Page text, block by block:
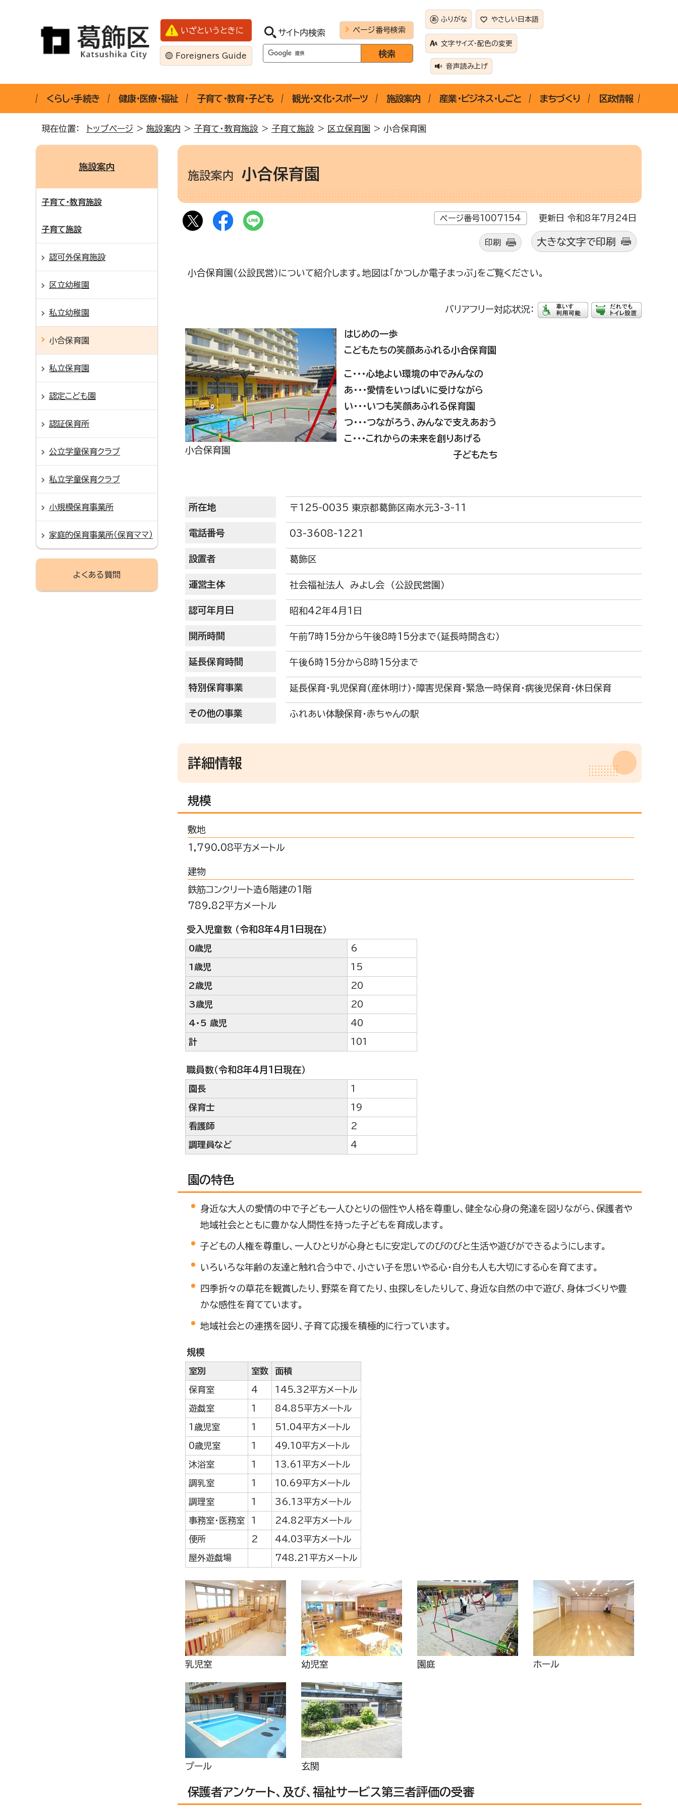
いざというときに
Foreigners Guide
サイト内検索 ページ番号検索
ふりがな やさしい日本語
文字サイズ・配色の変更
音声読み上げ
くらし・手続き 健康・医療・福祉 子育て・教育・子ども 観光・文化・スポーツ 施設案内 産業・ビジネス・しごと まちづくり 区政情報
現在位置： トップページ > 施設案内 > 子育て・教育施設 > 子育て施設 > 区立保育園 > 小合保育園
施設案内 小合保育園
ページ番号1007154 更新日 令和8年7月24日
印刷 大きな文字で印刷
小合保育園（公設民営）について紹介します。地図は「かつしか電子まっぷ」をご覧ください。
バリアフリー対応状況：
小合保育園
はじめの一歩
こどもたちの笑顔あふれる小合保育園
こ・・・心地よい環境の中でみんなの
あ・・・愛情をいっぱいに受けながら
い・・・いつも笑顔あふれる保育園
つ・・・つながろう、みんなで支えあおう
こ・・・これからの未来を創りあげる
子どもたち
所在地 〒125-0035 東京都葛飾区南水元3-3-11
電話番号 03-3608-1221
設置者 葛飾区
運営主体 社会福祉法人 みよし会 （公設民営園）
認可年月日 昭和42年4月1日
開所時間 午前7時15分から午後8時15分まで（延長時間含む）
延長保育時間 午後6時15分から8時15分まで
特別保育事業 延長保育・乳児保育（産休明け）・障害児保育・緊急一時保育・病後児保育・休日保育
その他の事業 ふれあい体験保育・赤ちゃんの駅
詳細情報
規模
敷地
1,790.08平方メートル
建物
鉄筋コンクリート造6階建の1階
789.82平方メートル
受入児童数 （令和8年4月1日現在）
0歳児 6
1歳児 15
2歳児 20
3歳児 20
4・5 歳児 40
計 101
職員数（令和8年4月1日現在）
園長 1
保育士 19
看護師 2
調理員など 4
園の特色
身近な大人の愛情の中で子ども一人ひとりの個性や人格を尊重し、健全な心身の発達を図りながら、保護者や
地域社会とともに豊かな人間性を持った子どもを育成します。
子どもの人権を尊重し、一人ひとりが心身ともに安定してのびのびと生活や遊びができるようにします。
いろいろな年齢の友達と触れ合う中で、小さい子を思いやる心・自分も人も大切にする心を育てます。
四季折々の草花を観賞したり、野菜を育てたり、虫探しをしたりして、身近な自然の中で遊び、身体づくりや豊
かな感性を育てています。
地域社会との連携を図り、子育て応援を積極的に行っています。
規模
室別 室数 面積
保育室 4 145.32平方メートル
遊戯室 1 84.85平方メートル
1歳児室 1 51.04平方メートル
0歳児室 1 49.10平方メートル
沐浴室 1 13.61平方メートル
調乳室 1 10.69平方メートル
調理室 1 36.13平方メートル
事務室・医務室 1 24.82平方メートル
便所 2 44.03平方メートル
屋外遊戯場 748.21平方メートル
乳児室 幼児室 園庭 ホール
プール 玄関
保護者アンケート、及び、福祉サービス第三者評価の受審
施設案内
子育て・教育施設
子育て施設
認可外保育施設
区立幼稚園
私立幼稚園
小合保育園
私立保育園
認定こども園
認証保育所
公立学童保育クラブ
私立学童保育クラブ
小規模保育事業所
家庭的保育事業所（保育ママ）
よくある質問